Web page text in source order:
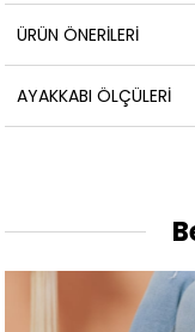
ÜRÜN ÖNERILERI
AYAKKABI ÖLÇÜLERI